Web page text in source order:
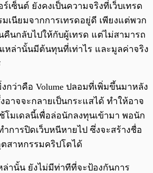
ร์เซ็นต์ ยังคงเป็นความจริงที่เว็บเทรด
เนียมจากการเทรดอยู่ดี เพียงแต่พวก
คืนกลับไปให้กับผู้เทรด แต่ไม่สามารถ
หล่านั้นมีต้นทุนที่เท่าไร และมูลค่าจริง
กว่าคือ Volume ปลอมที่เพิ่มขึ้นมาหลัง
อาจจะกลายเป็นกระแสได้ ทำให้อาจ
โมเดลนี้เพื่อล่อนักลงทุนเข้ามา พอนัก
ำการปิดเว็บหนีหายไป ซึ่งจะสร้างชื่อ
สาหกรรมคริปโตได้
ล่านั้น ยังไม่มีท่าทีที่จะป้องกันการ